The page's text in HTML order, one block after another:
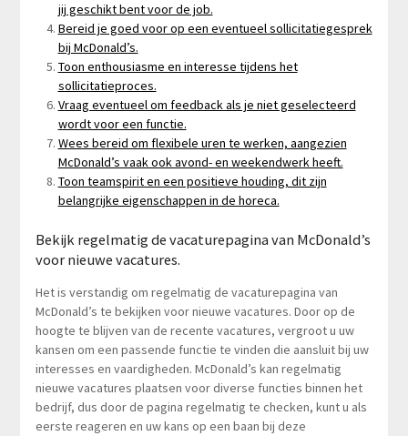
jij geschikt bent voor de job.
Bereid je goed voor op een eventueel sollicitatiegesprek
bij McDonald’s.
Toon enthousiasme en interesse tijdens het
sollicitatieproces.
Vraag eventueel om feedback als je niet geselecteerd
wordt voor een functie.
Wees bereid om flexibele uren te werken, aangezien
McDonald’s vaak ook avond- en weekendwerk heeft.
Toon teamspirit en een positieve houding, dit zijn
belangrijke eigenschappen in de horeca.
Bekijk regelmatig de vacaturepagina van McDonald’s
voor nieuwe vacatures.
Het is verstandig om regelmatig de vacaturepagina van
McDonald’s te bekijken voor nieuwe vacatures. Door op de
hoogte te blijven van de recente vacatures, vergroot u uw
kansen om een passende functie te vinden die aansluit bij uw
interesses en vaardigheden. McDonald’s kan regelmatig
nieuwe vacatures plaatsen voor diverse functies binnen het
bedrijf, dus door de pagina regelmatig te checken, kunt u als
eerste reageren en uw kans op een baan bij deze